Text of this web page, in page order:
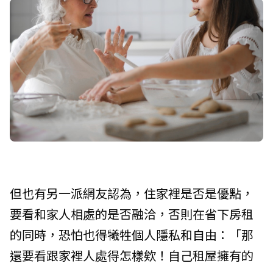
但也有另一派網友認為，住家裡是否是優點，
要看和家人相處的是否融洽，否則在省下房租
的同時，恐怕也得犧牲個人隱私和自由：「那
還要看跟家裡人處得怎樣欸！自己租屋擁有的